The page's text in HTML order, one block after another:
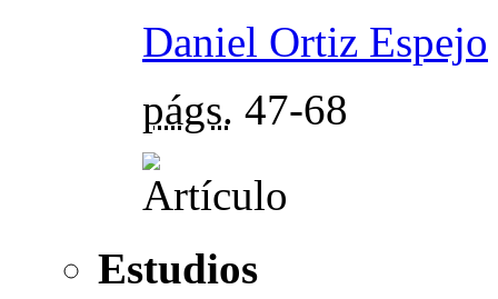
Daniel Ortiz Espejo
págs. 47-68
Estudios